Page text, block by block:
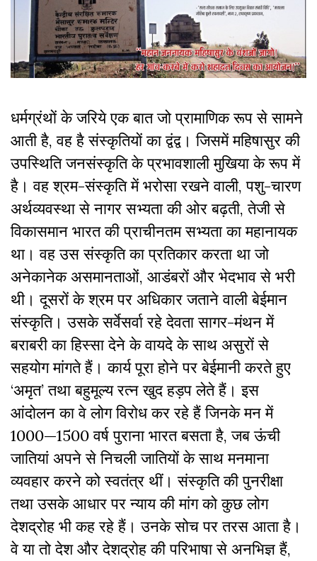
धर्मग्रंथों के जरिये एक बात जो प्रामाणिक रूप से सामने
आती है, वह है संस्कृतियों का द्वंद्व। जिसमें महिषासुर की
उपस्थिति जनसंस्कृति के प्रभावशाली मुखिया के रूप में
है। वह श्रम-संस्कृति में भरोसा रखने वाली, पशु-चारण
अर्थव्यवस्था से नागर सभ्यता की ओर बढ़ती, तेजी से
विकासमान भारत की प्राचीनतम सभ्यता का महानायक
था। वह उस संस्कृति का प्रतिकार करता था जो
अनेकानेक असमानताओं, आडंबरों और भेदभाव से भरी
थी। दूसरों के श्रम पर अधिकार जताने वाली बेईमान
संस्कृति। उसके सर्वेसर्वा रहे देवता सागर-मंथन में
बराबरी का हिस्सा देने के वायदे के साथ असुरों से
सहयोग मांगते हैं। कार्य पूरा होने पर बेईमानी करते हुए
‘अमृत’ तथा बहुमूल्य रत्न खुद हड़प लेते हैं। इस
आंदोलन का वे लोग विरोध कर रहे हैं जिनके मन में
1000—1500 वर्ष पुराना भारत बसता है, जब ऊंची
जातियां अपने से निचली जातियों के साथ मनमाना
व्यवहार करने को स्वतंत्र थीं। संस्कृति की पुनरीक्षा
तथा उसके आधार पर न्याय की मांग को कुछ लोग
देशद्रोह भी कह रहे हैं। उनके सोच पर तरस आता है।
वे या तो देश और देशद्रोह की परिभाषा से अनभिज्ञ हैं,